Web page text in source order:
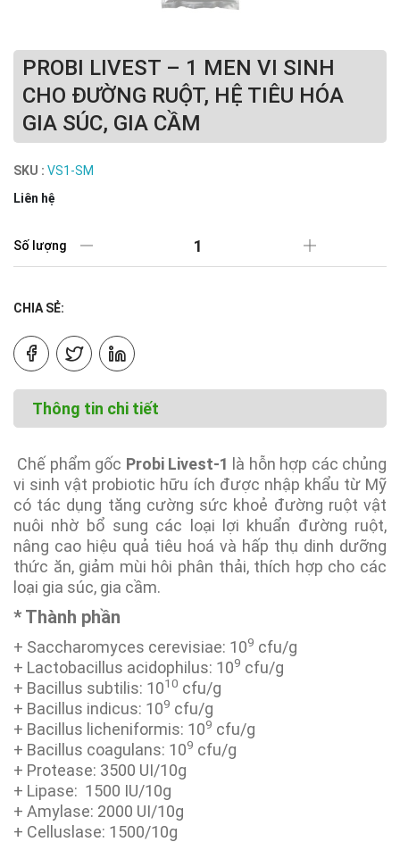
PROBI LIVEST – 1 MEN VI SINH
CHO ĐƯỜNG RUỘT, HỆ TIÊU HÓA
GIA SÚC, GIA CẦM
SKU : VS1-SM
Liên hệ
Số lượng
CHIA SẺ:
Thông tin chi tiết
Chế phẩm gốc Probi Livest-1 là hỗn hợp các chủng
vi sinh vật probiotic hữu ích được nhập khẩu từ Mỹ
có tác dụng tăng cường sức khoẻ đường ruột vật
nuôi nhờ bổ sung các loại lợi khuẩn đường ruột,
nâng cao hiệu quả tiêu hoá và hấp thụ dinh dưỡng
thức ăn, giảm mùi hôi phân thải, thích hợp cho các
loại gia súc, gia cầm.
* Thành phần
+ Saccharomyces cerevisiae: 109 cfu/g
+ Lactobacillus acidophilus: 109 cfu/g
+ Bacillus subtilis: 1010 cfu/g
+ Bacillus indicus: 109 cfu/g
+ Bacillus licheniformis: 109 cfu/g
+ Bacillus coagulans: 109 cfu/g
+ Protease: 3500 UI/10g
+ Lipase: 1500 IU/10g
+ Amylase: 2000 UI/10g
+ Celluslase: 1500/10g